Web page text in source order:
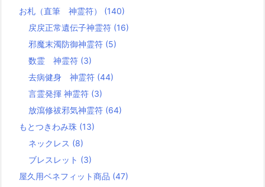
お札（直筆 神霊符） (140)
戻戻正常遺伝子神霊符 (16)
邪魔末濁防御神霊符 (5)
数霊 神霊符 (3)
去病健身 神霊符 (44)
言霊発揮 神霊符 (3)
放瀉修祓邪気神霊符 (64)
もとつきわみ珠 (13)
ネックレス (8)
ブレスレット (3)
屋久用ベネフィット商品 (47)